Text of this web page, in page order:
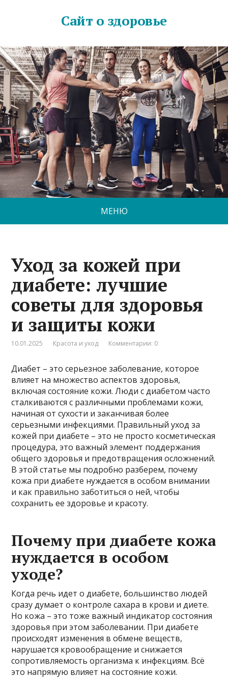
Сайт о здоровье
МЕНЮ
Уход за кожей при
диабете: лучшие
советы для здоровья
и защиты кожи
10.01.2025 Красота и уход Комментарии: 0
Диабет – это серьезное заболевание, которое
влияет на множество аспектов здоровья,
включая состояние кожи. Люди с диабетом часто
сталкиваются с различными проблемами кожи,
начиная от сухости и заканчивая более
серьезными инфекциями. Правильный уход за
кожей при диабете – это не просто косметическая
процедура, это важный элемент поддержания
общего здоровья и предотвращения осложнений.
В этой статье мы подробно разберем, почему
кожа при диабете нуждается в особом внимании
и как правильно заботиться о ней, чтобы
сохранить ее здоровье и красоту.
Почему при диабете кожа
нуждается в особом
уходе?
Когда речь идет о диабете, большинство людей
сразу думает о контроле сахара в крови и диете.
Но кожа – это тоже важный индикатор состояния
здоровья при этом заболевании. При диабете
происходят изменения в обмене веществ,
нарушается кровообращение и снижается
сопротивляемость организма к инфекциям. Всё
это напрямую влияет на состояние кожи.